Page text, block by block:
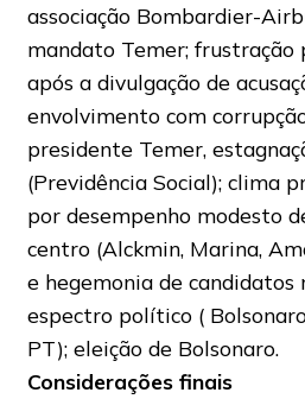
associação Bombardier-
mandato Temer; frustração
após a divulgação de
envolvimento com
presidente Temer,
(Previdência Social); clima
por desempenho modesto
centro (Alckmin, Marina,
e hegemonia de candidatos
espectro político (
PT); eleição de Bolsonaro.
Considerações finais